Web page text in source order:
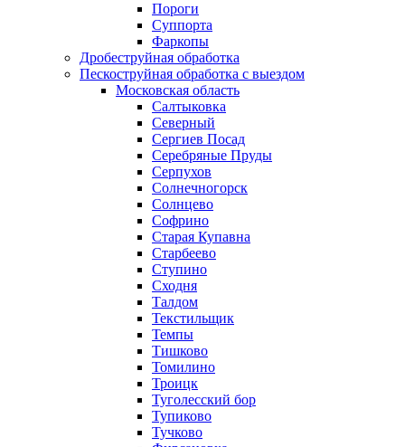
Пороги
Суппорта
Фаркопы
Дробеструйная обработка
Пескоструйная обработка с выездом
Московская область
Салтыковка
Северный
Сергиев Посад
Серебряные Пруды
Серпухов
Солнечногорск
Солнцево
Софрино
Старая Купавна
Старбеево
Ступино
Сходня
Талдом
Текстильщик
Темпы
Тишково
Томилино
Троицк
Туголесский бор
Тупиково
Тучково